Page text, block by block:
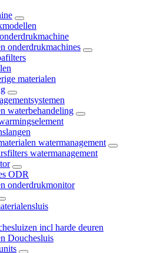
onderdrukmachines
materialen
waterbehandeling
watermanagement
watermanagement
ODR
onderdrukmonitor
incl harde deuren
Douchesluis